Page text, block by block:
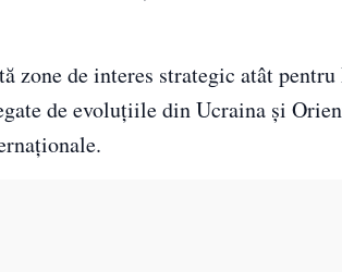
zone de interes strategic atât pentru
de evoluțiile din Ucraina și